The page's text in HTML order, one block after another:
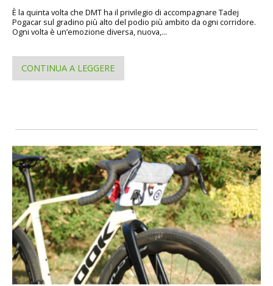
È la quinta volta che DMT ha il privilegio di accompagnare Tadej
Pogacar sul gradino più alto del podio più ambito da ogni corridore.
Ogni volta è un’emozione diversa, nuova,...
CONTINUA A LEGGERE